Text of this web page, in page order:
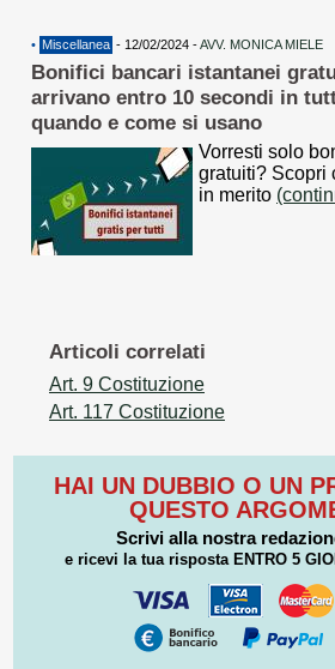
• Miscellanea - 12/02/2024 -AVV. MONICA MIELE
Bonifici bancari istantanei
arrivano entro 10 secondi in
quando e come si usano
Vorresti solo
gratuiti? Scopri
in merito
Articoli correlati
Art. 9 Costituzione
Art. 117 Costituzione
HAI UN DUBBIO O UN
QUESTO
Scrivi alla nostra
e ricevi la tua risposta ENTRO 5